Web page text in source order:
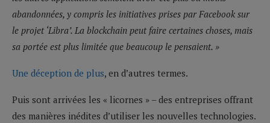
abandonnées, y compris les initiatives prises par Facebook sur
le projet ‘Libra’. La blockchain peut faire certaines choses, mais
sa portée est plus limitée que beaucoup le pensaient. »
Une déception de plus, en d’autres termes.
Puis sont arrivées les « licornes » – des entreprises offrant
des manières inédites d’utiliser les nouvelles technologies.